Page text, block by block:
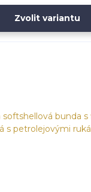
Zvolit variantu